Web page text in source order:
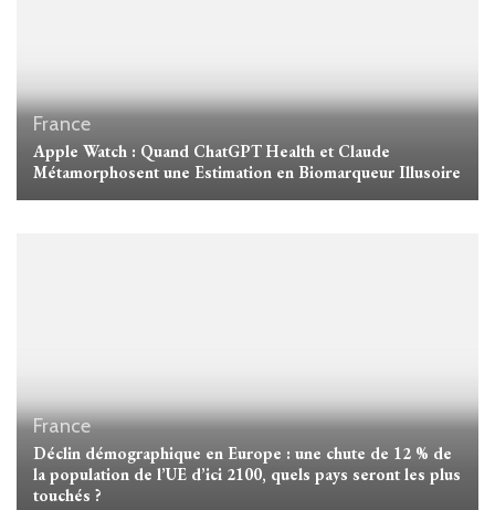
France
Apple Watch : Quand ChatGPT Health et Claude
Métamorphosent une Estimation en Biomarqueur Illusoire
France
Déclin démographique en Europe : une chute de 12 % de
la population de l’UE d’ici 2100, quels pays seront les plus
touchés ?